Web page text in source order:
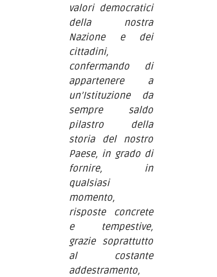
valori democratici
della nostra
Nazione e dei
cittadini,
confermando di
appartenere a
un’Istituzione da
sempre saldo
pilastro della
storia del nostro
Paese, in grado di
fornire, in
qualsiasi
momento,
risposte concrete
e tempestive,
grazie soprattutto
al costante
addestramento,